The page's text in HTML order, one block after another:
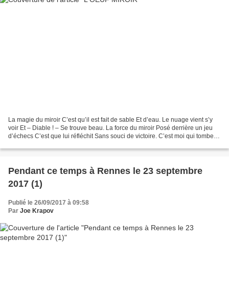
La magie du miroir C’est qu’il est fait de sable Et d’eau. Le nuage vient s’y
voir Et – Diable ! – Se trouve beau. La force du miroir Posé derrière un jeu
d’échecs C’est que lui réfléchit Sans souci de victoire. C’est moi qui tombe
Pendant ce temps à Rennes le 23 septembre
2017 (1)
Publié le 26/09/2017 à 09:58
Par Joe Krapov